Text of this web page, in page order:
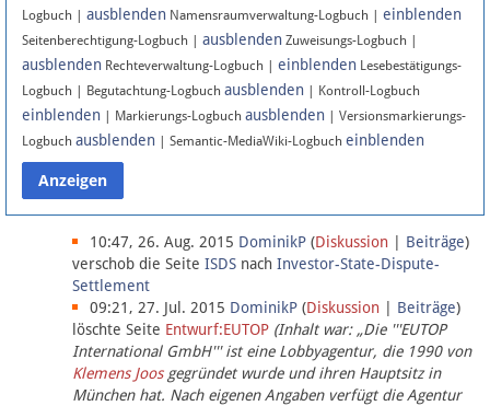
Instagram
Anmelden
Datenschutz
Über Lobbypedia
Impressum
Logbuch | ausblenden Namensraumverwaltung-Logbuch | einblenden
Seitenberechtigung-Logbuch | ausblenden Zuweisungs-Logbuch |
ausblenden Rechteverwaltung-Logbuch | einblenden Lesebestätigungs-
Logbuch | Begutachtung-Logbuch ausblenden | Kontroll-Logbuch
einblenden | Markierungs-Logbuch ausblenden | Versionsmarkierungs-
Logbuch ausblenden | Semantic-MediaWiki-Logbuch einblenden
10:47, 26. Aug. 2015 DominikP (Diskussion Beiträge)
verschob die Seite ISDS nach Investor-State-Dispute-
Settlement
09:21, 27. Jul. 2015 DominikP (Diskussion Beiträge)
löschte Seite Entwurf:EUTOP (Inhalt war: „Die '''EUTOP
International GmbH''' ist eine Lobbyagentur, die 1990 von
Klemens Joosgegründet wurde und ihren Hauptsitz in
München hat. Nach eigenen Angaben verfügt die Agentur